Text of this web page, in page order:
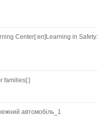
Center[:en]Learning in Safety:
families[:]
автомобіль_1